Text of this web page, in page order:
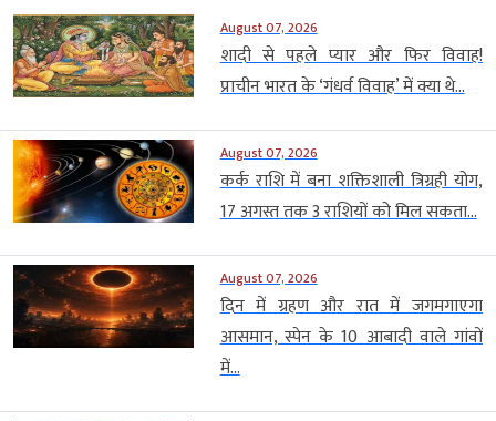
August 07, 2026
शादी से पहले प्यार और फिर विवाह!
प्राचीन भारत के ‘गंधर्व विवाह’ में क्या थे...
August 07, 2026
कर्क राशि में बना शक्तिशाली त्रिग्रही योग,
17 अगस्त तक 3 राशियों को मिल सकता...
August 07, 2026
दिन में ग्रहण और रात में जगमगाएगा
आसमान, स्पेन के 10 आबादी वाले गांवों
में...